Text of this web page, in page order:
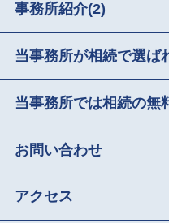
事務所紹介(2)
当事務所が相続で選ば
当事務所では相続の無
お問い合わせ
アクセス